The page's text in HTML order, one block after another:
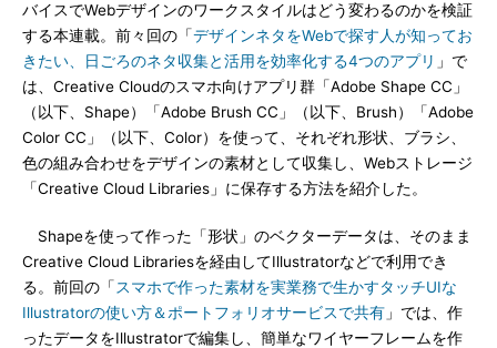
バイスでWebデザインのワークスタイルはどう変わるのかを検証
する本連載。前々回の「デザインネタをWebで探す人が知ってお
きたい、日ごろのネタ収集と活用を効率化する4つのアプリ 」で
は、Creative Cloudのスマホ向けアプリ群「Adobe Shape CC」
（以下、Shape）「Adobe Brush CC」（以下、Brush）「Adobe
Color CC」（以下、Color）を使って、それぞれ形状、ブラシ、
色の組み合わせをデザインの素材として収集し、Webストレージ
「Creative Cloud Libraries」に保存する方法を紹介した。
Shapeを使って作った「形状」のベクターデータは、そのまま
Creative Cloud Librariesを経由してIllustratorなどで利用でき
る。前回の「 スマホで作った素材を実業務で生かすタッチUIな
Illustratorの使い方＆ポートフォリオサービスで共有 」では、作
ったデータをIllustratorで編集し、簡単なワイヤーフレームを作